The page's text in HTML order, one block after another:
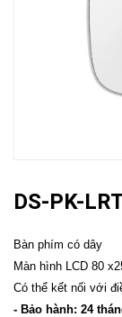
DS-PK-
Bàn phím có dây
Màn hình LCD 80
Có thể kết nối với
- Bảo hành: 24